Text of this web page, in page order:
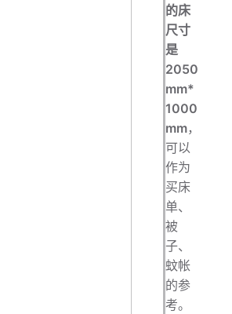
的床
尺寸
是
2050
mm*
1000
mm，
可以
作为
买床
单、
被
子、
蚊帐
的参
考。